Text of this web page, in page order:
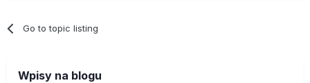
Go to topic listing
Wpisy na blogu